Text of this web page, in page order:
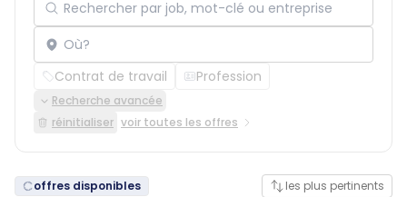
Localisation
Contrat de travail Profession
Recherche avancée
réinitialiser voir toutes les offres
offres disponibles les plus pertinents